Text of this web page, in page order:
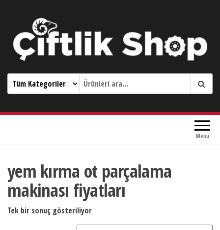
Çiftlik Shop 0533 644 3989
Menu
yem kırma ot parçalama
makinası fiyatları
Tek bir sonuç gösteriliyor